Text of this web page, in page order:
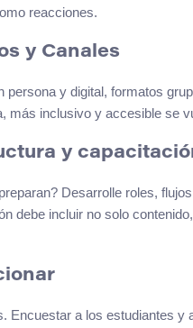
reacciones.
y Canales
persona y digital, formatos
más inclusivo y accesible se
y
Desarrolle roles,
debe incluir no solo
Encuestar a los estudiantes y